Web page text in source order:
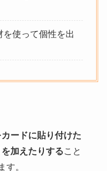
使って個性を出
ードに貼り付けた
加えたりすること
す。